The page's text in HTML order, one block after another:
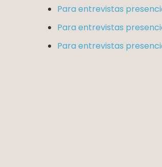
Para entrevistas
Para entrevistas
Para entrevistas